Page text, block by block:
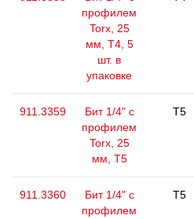
профилем
Torx, 25
мм, Т4, 5
шт. в
упаковке
911.3359
Бит 1/4" с
профилем
Torx, 25
мм, Т5
T5
911.3360
Бит 1/4" с
профилем
T5